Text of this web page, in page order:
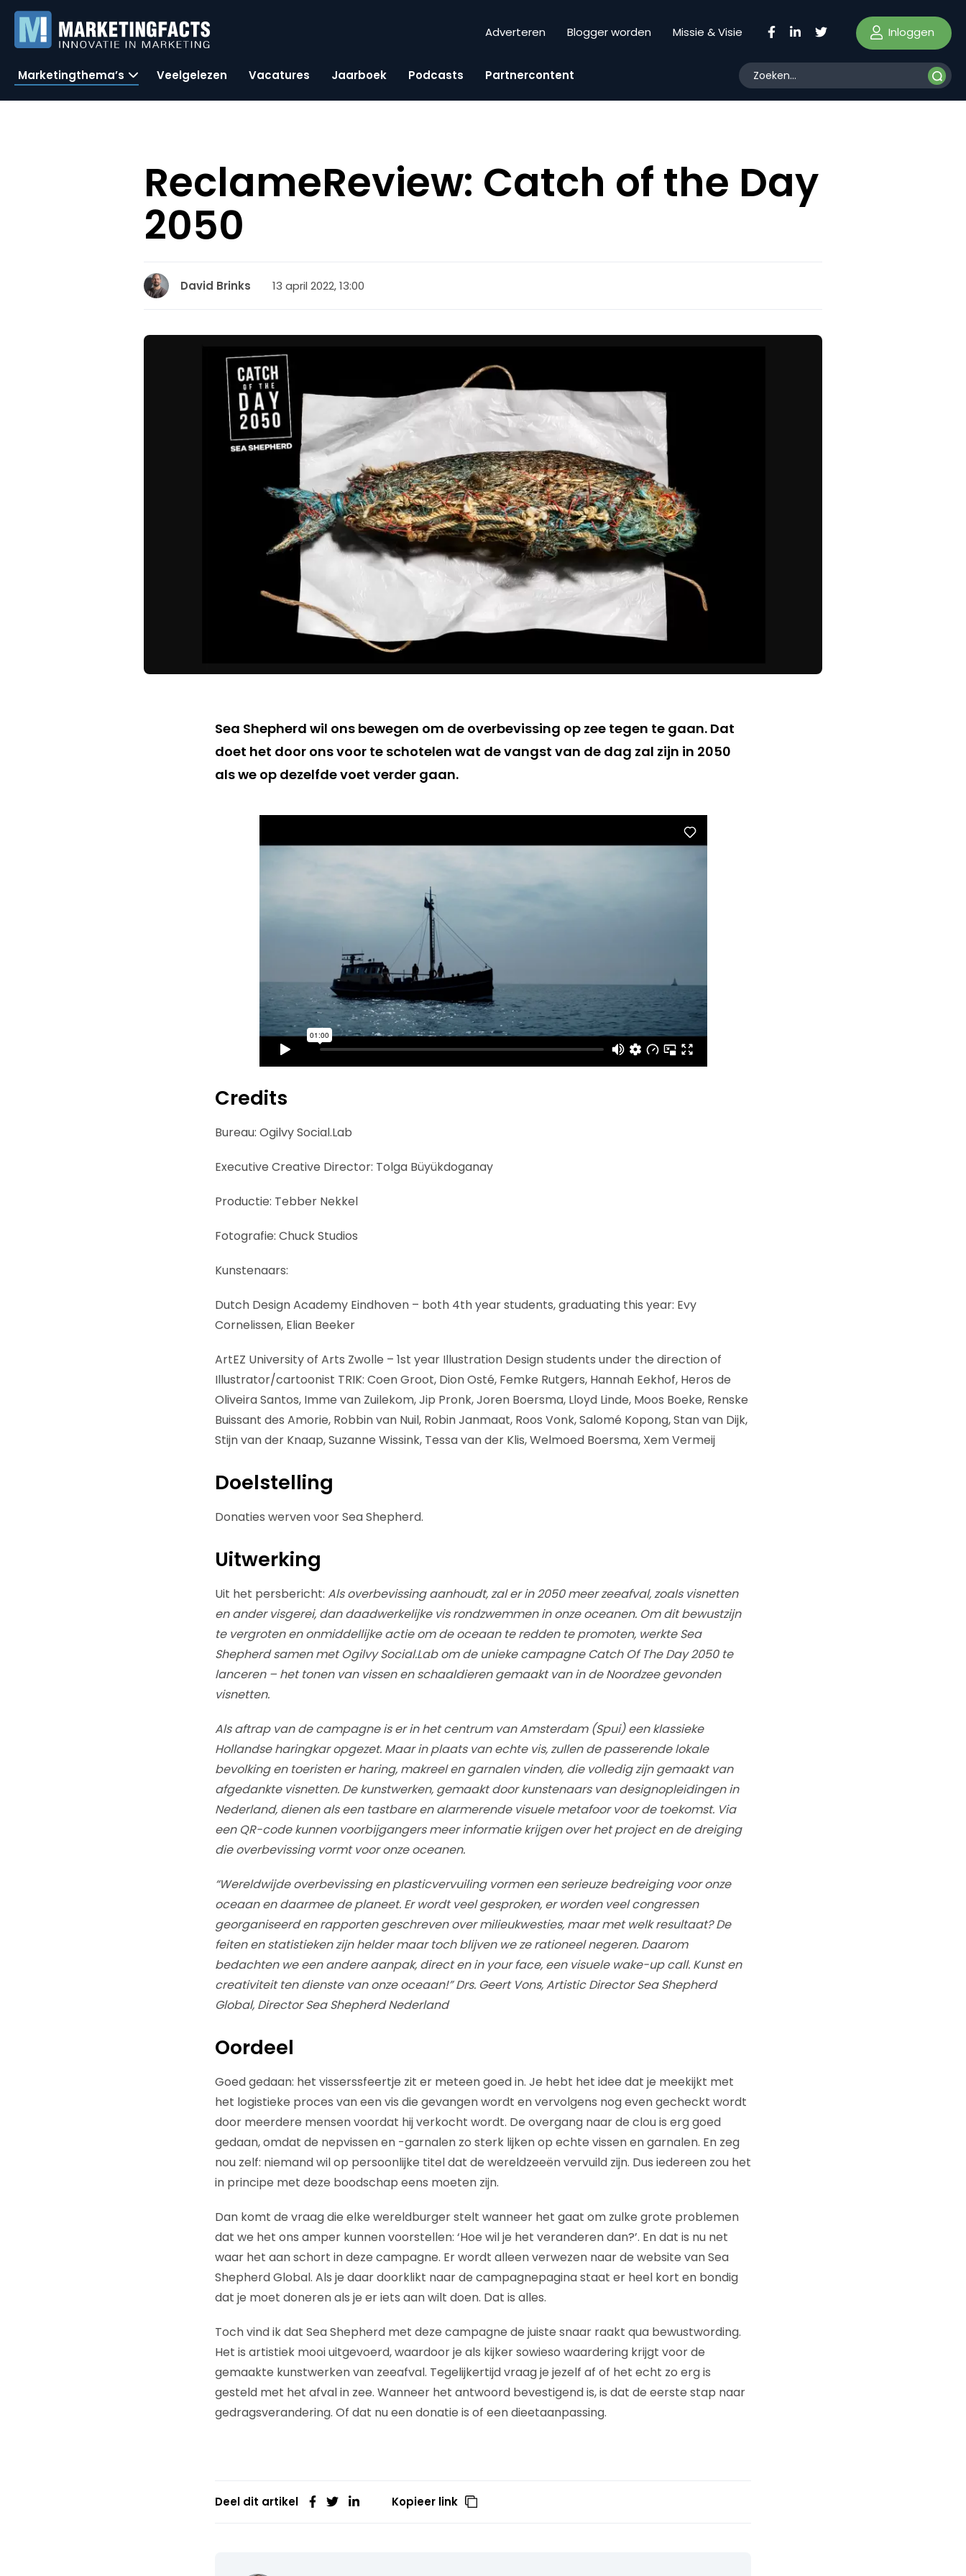
Adverteren Blogger worden Missie & Visie Inloggen
Marketingthema’s Veelgelezen Vacatures Jaarboek Podcasts Partnercontent
ReclameReview: Catch of the Day
2050
David Brinks 13 april 2022, 13:00
Sea Shepherd wil ons bewegen om de overbevissing op zee tegen te gaan. Dat
doet het door ons voor te schotelen wat de vangst van de dag zal zijn in 2050
als we op dezelfde voet verder gaan.
Credits
Bureau: Ogilvy Social.Lab
Executive Creative Director: Tolga Büyükdoganay
Productie: Tebber Nekkel
Fotografie: Chuck Studios
Kunstenaars:
Dutch Design Academy Eindhoven – both 4th year students, graduating this year: Evy
Cornelissen, Elian Beeker
ArtEZ University of Arts Zwolle – 1st year Illustration Design students under the direction of
Illustrator/cartoonist TRIK: Coen Groot, Dion Osté, Femke Rutgers, Hannah Eekhof, Heros de
Oliveira Santos, Imme van Zuilekom, Jip Pronk, Joren Boersma, Lloyd Linde, Moos Boeke, Renske
Buissant des Amorie, Robbin van Nuil, Robin Janmaat, Roos Vonk, Salomé Kopong, Stan van Dijk,
Stijn van der Knaap, Suzanne Wissink, Tessa van der Klis, Welmoed Boersma, Xem Vermeij
Doelstelling
Donaties werven voor Sea Shepherd.
Uitwerking
Uit het persbericht: Als overbevissing aanhoudt, zal er in 2050 meer zeeafval, zoals visnetten
en ander visgerei, dan daadwerkelijke vis rondzwemmen in onze oceanen. Om dit bewustzijn
te vergroten en onmiddellijke actie om de oceaan te redden te promoten, werkte Sea
Shepherd samen met Ogilvy Social.Lab om de unieke campagne Catch Of The Day 2050 te
lanceren – het tonen van vissen en schaaldieren gemaakt van in de Noordzee gevonden
visnetten.
Als aftrap van de campagne is er in het centrum van Amsterdam (Spui) een klassieke
Hollandse haringkar opgezet. Maar in plaats van echte vis, zullen de passerende lokale
bevolking en toeristen er haring, makreel en garnalen vinden, die volledig zijn gemaakt van
afgedankte visnetten. De kunstwerken, gemaakt door kunstenaars van designopleidingen in
Nederland, dienen als een tastbare en alarmerende visuele metafoor voor de toekomst. Via
een QR-code kunnen voorbijgangers meer informatie krijgen over het project en de dreiging
die overbevissing vormt voor onze oceanen.
“Wereldwijde overbevissing en plasticvervuiling vormen een serieuze bedreiging voor onze
oceaan en daarmee de planeet. Er wordt veel gesproken, er worden veel congressen
georganiseerd en rapporten geschreven over milieukwesties, maar met welk resultaat? De
feiten en statistieken zijn helder maar toch blijven we ze rationeel negeren. Daarom
bedachten we een andere aanpak, direct en in your face, een visuele wake-up call. Kunst en
creativiteit ten dienste van onze oceaan!” Drs. Geert Vons, Artistic Director Sea Shepherd
Global, Director Sea Shepherd Nederland
Oordeel
Goed gedaan: het visserssfeertje zit er meteen goed in. Je hebt het idee dat je meekijkt met
het logistieke proces van een vis die gevangen wordt en vervolgens nog even gecheckt wordt
door meerdere mensen voordat hij verkocht wordt. De overgang naar de clou is erg goed
gedaan, omdat de nepvissen en -garnalen zo sterk lijken op echte vissen en garnalen. En zeg
nou zelf: niemand wil op persoonlijke titel dat de wereldzeeën vervuild zijn. Dus iedereen zou het
in principe met deze boodschap eens moeten zijn.
Dan komt de vraag die elke wereldburger stelt wanneer het gaat om zulke grote problemen
dat we het ons amper kunnen voorstellen: ‘Hoe wil je het veranderen dan?’. En dat is nu net
waar het aan schort in deze campagne. Er wordt alleen verwezen naar de website van Sea
Shepherd Global. Als je daar doorklikt naar de campagnepagina staat er heel kort en bondig
dat je moet doneren als je er iets aan wilt doen. Dat is alles.
Toch vind ik dat Sea Shepherd met deze campagne de juiste snaar raakt qua bewustwording.
Het is artistiek mooi uitgevoerd, waardoor je als kijker sowieso waardering krijgt voor de
gemaakte kunstwerken van zeeafval. Tegelijkertijd vraag je jezelf af of het echt zo erg is
gesteld met het afval in zee. Wanneer het antwoord bevestigend is, is dat de eerste stap naar
gedragsverandering. Of dat nu een donatie is of een dieetaanpassing.
Deel dit artikel Kopieer link